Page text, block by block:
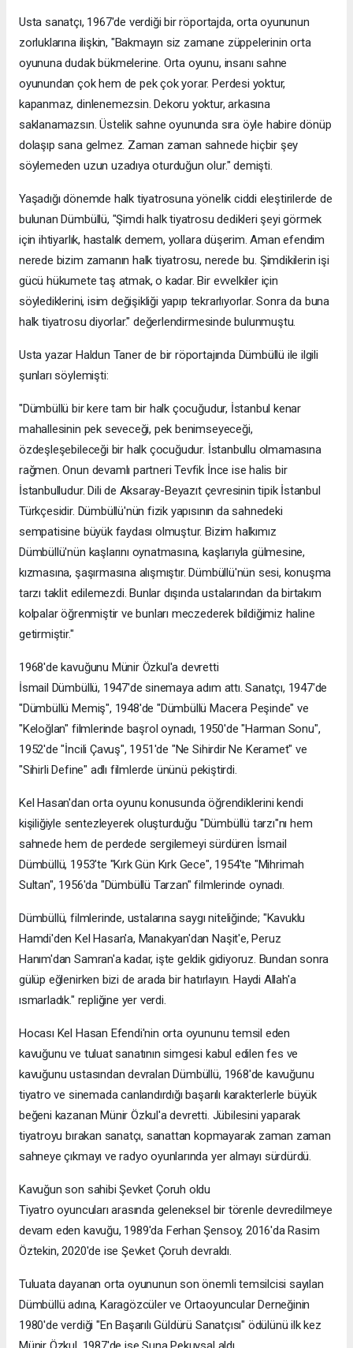
Usta sanatçı, 1967'de verdiği bir röportajda, orta oyununun
zorluklarına ilişkin, "Bakmayın siz zamane züppelerinin orta
oyununa dudak bükmelerine. Orta oyunu, insanı sahne
oyunundan çok hem de pek çok yorar. Perdesi yoktur,
kapanmaz, dinlenemezsin. Dekoru yoktur, arkasına
saklanamazsın. Üstelik sahne oyununda sıra öyle habire dönüp
dolaşıp sana gelmez. Zaman zaman sahnede hiçbir şey
söylemeden uzun uzadıya oturduğun olur." demişti.
Yaşadığı dönemde halk tiyatrosuna yönelik ciddi eleştirilerde de
bulunan Dümbüllü, "Şimdi halk tiyatrosu dedikleri şeyi görmek
için ihtiyarlık, hastalık demem, yollara düşerim. Aman efendim
nerede bizim zamanın halk tiyatrosu, nerede bu. Şimdikilerin işi
gücü hükumete taş atmak, o kadar. Bir evvelkiler için
söylediklerini, isim değişikliği yapıp tekrarlıyorlar. Sonra da buna
halk tiyatrosu diyorlar." değerlendirmesinde bulunmuştu.
Usta yazar Haldun Taner de bir röportajında Dümbüllü ile ilgili
şunları söylemişti:
"Dümbüllü bir kere tam bir halk çocuğudur, İstanbul kenar
mahallesinin pek seveceği, pek benimseyeceği,
özdeşleşebileceği bir halk çocuğudur. İstanbullu olmamasına
rağmen. Onun devamlı partneri Tevfik İnce ise halis bir
İstanbulludur. Dili de Aksaray-Beyazıt çevresinin tipik İstanbul
Türkçesidir. Dümbüllü'nün fizik yapısının da sahnedeki
sempatisine büyük faydası olmuştur. Bizim halkımız
Dümbüllü'nün kaşlarını oynatmasına, kaşlarıyla gülmesine,
kızmasına, şaşırmasına alışmıştır. Dümbüllü'nün sesi, konuşma
tarzı taklit edilemezdi. Bunlar dışında ustalarından da birtakım
kolpalar öğrenmiştir ve bunları meczederek bildiğimiz haline
getirmiştir."
1968'de kavuğunu Münir Özkul'a devretti
İsmail Dümbüllü, 1947'de sinemaya adım attı. Sanatçı, 1947'de
"Dümbüllü Memiş", 1948'de "Dümbüllü Macera Peşinde" ve
"Keloğlan" filmlerinde başrol oynadı, 1950'de "Harman Sonu",
1952'de "İncili Çavuş", 1951'de "Ne Sihirdir Ne Keramet" ve
"Sihirli Define" adlı filmlerde ününü pekiştirdi.
Kel Hasan'dan orta oyunu konusunda öğrendiklerini kendi
kişiliğiyle sentezleyerek oluşturduğu "Dümbüllü tarzı"nı hem
sahnede hem de perdede sergilemeyi sürdüren İsmail
Dümbüllü, 1953'te "Kırk Gün Kırk Gece", 1954'te "Mihrimah
Sultan", 1956'da "Dümbüllü Tarzan" filmlerinde oynadı.
Dümbüllü, filmlerinde, ustalarına saygı niteliğinde; "Kavuklu
Hamdi'den Kel Hasan'a, Manakyan'dan Naşit'e, Peruz
Hanım'dan Samran'a kadar, işte geldik gidiyoruz. Bundan sonra
gülüp eğlenirken bizi de arada bir hatırlayın. Haydi Allah'a
ısmarladık." repliğine yer verdi.
Hocası Kel Hasan Efendi'nin orta oyununu temsil eden
kavuğunu ve tuluat sanatının simgesi kabul edilen fes ve
kavuğunu ustasından devralan Dümbüllü, 1968'de kavuğunu
tiyatro ve sinemada canlandırdığı başarılı karakterlerle büyük
beğeni kazanan Münir Özkul'a devretti. Jübilesini yaparak
tiyatroyu bırakan sanatçı, sanattan kopmayarak zaman zaman
sahneye çıkmayı ve radyo oyunlarında yer almayı sürdürdü.
Kavuğun son sahibi Şevket Çoruh oldu
Tiyatro oyuncuları arasında geleneksel bir törenle devredilmeye
devam eden kavuğu, 1989'da Ferhan Şensoy, 2016'da Rasim
Öztekin, 2020'de ise Şevket Çoruh devraldı.
Tuluata dayanan orta oyununun son önemli temsilcisi sayılan
Dümbüllü adına, Karagözcüler ve Ortaoyuncular Derneğinin
1980'de verdiği "En Başarılı Güldürü Sanatçısı" ödülünü ilk kez